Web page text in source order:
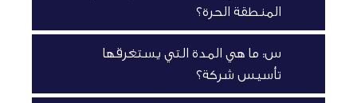
المنطقة الحرة؟
س: ما هي المدة التي يستغرقها
تأسيس شركة؟